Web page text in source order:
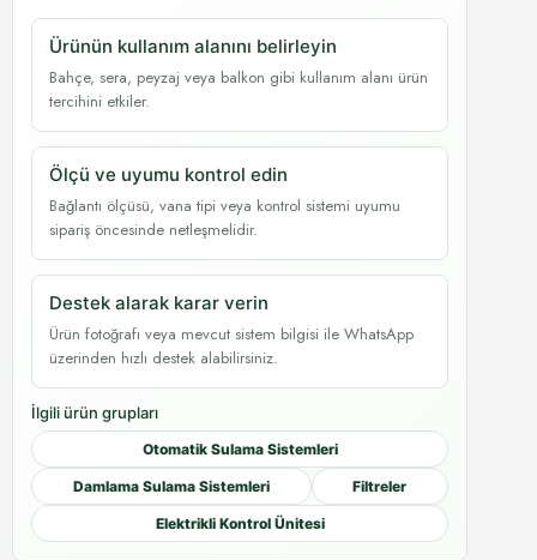
Ürünün kullanım alanını belirleyin
Bahçe, sera, peyzaj veya balkon gibi kullanım alanı ürün
tercihini etkiler.
Ölçü ve uyumu kontrol edin
Bağlantı ölçüsü, vana tipi veya kontrol sistemi uyumu
sipariş öncesinde netleşmelidir.
Destek alarak karar verin
Ürün fotoğrafı veya mevcut sistem bilgisi ile WhatsApp
üzerinden hızlı destek alabilirsiniz.
İlgili ürün grupları
Otomatik Sulama Sistemleri
Damlama Sulama Sistemleri Filtreler
Elektrikli Kontrol Ünitesi